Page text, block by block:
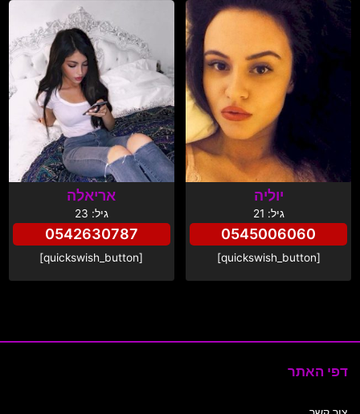
יוליה
גיל: 21
0545006060
[quickswish_button]
אריאלה
גיל: 23
0542630787
[quickswish_button]
דפי האתר